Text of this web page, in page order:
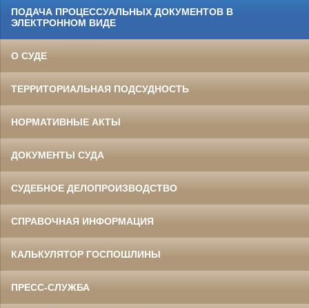
ПОДАЧА ПРОЦЕССУАЛЬНЫХ ДОКУМЕНТОВ В
ЭЛЕКТРОННОМ ВИДЕ
О СУДЕ
ТЕРРИТОРИАЛЬНАЯ ПОДСУДНОСТЬ
НОРМАТИВНЫЕ АКТЫ
ДОКУМЕНТЫ СУДА
СУДЕБНОЕ ДЕЛОПРОИЗВОДСТВО
СПРАВОЧНАЯ ИНФОРМАЦИЯ
КАЛЬКУЛЯТОР ГОСПОШЛИНЫ
ПРЕСС-СЛУЖБА